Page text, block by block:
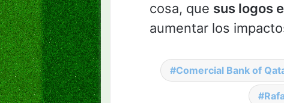
cosa, que sus logos
aumentar los
Comercial Bank of